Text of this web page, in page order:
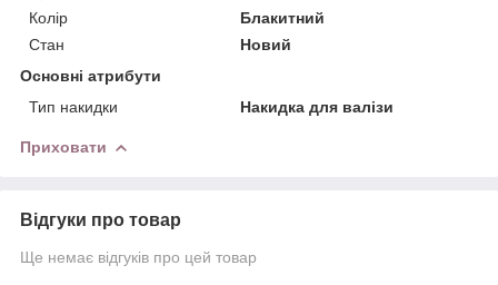
Колір
Блакитний
Стан
Новий
Основні атрибути
Тип накидки
Накидка для валізи
Приховати
Відгуки про товар
Ще немає відгуків про цей товар